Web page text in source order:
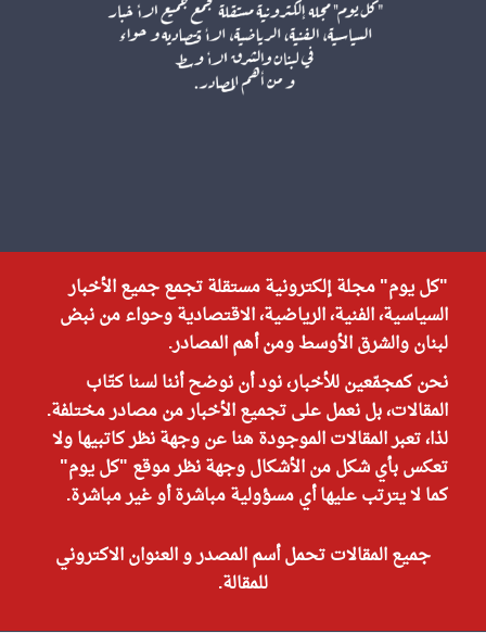
"كل يوم" مجلة إلكترونية مستقلة تجمع جميع الأخبار
السياسية، الفنية، الرياضية، الاقتصادية وحواء من نبض
لبنان والشرق الأوسط ومن أهم المصادر.
نحن كمجمّعين للأخبار، نود أن نوضح أننا لسنا كتّاب
المقالات، بل نعمل على تجميع الأخبار من مصادر مختلفة.
لذا، تعبر المقالات الموجودة هنا عن وجهة نظر كاتبيها ولا
تعكس بأي شكل من الأشكال وجهة نظر موقع "كل يوم"
كما لا يترتب عليها أي مسؤولية مباشرة أو غير مباشرة.
جميع المقالات تحمل أسم المصدر و العنوان الاكتروني
للمقالة.